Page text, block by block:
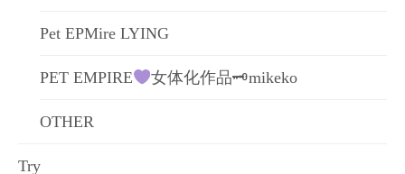
Pet EPMire LYING
PET EMPIRE 女体化作品🗝mikeko
OTHER
Try